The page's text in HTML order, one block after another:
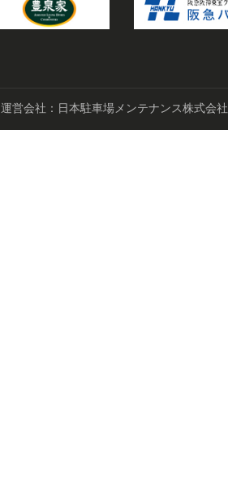
運営会社：日本駐車場メンテナンス株式会社